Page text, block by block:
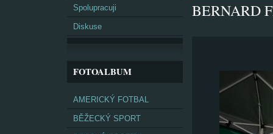
Spolupracuji
Diskuse
FOTOALBUM
AMERICKÝ FOTBAL
BĚŽECKÝ SPORT
BERNARD